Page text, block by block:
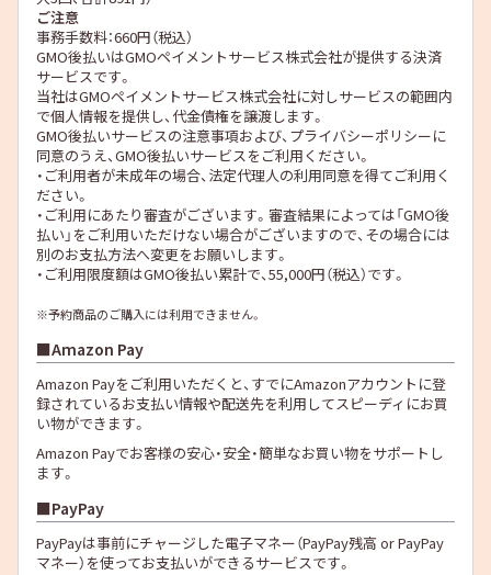
ご注意
事務手数料：660円（税込）
GMO後払いはGMOペイメントサービス株式会社が提供する決済
サービスです。
当社はGMOペイメントサービス株式会社に対しサービスの範囲内
で個人情報を提供し、代金債権を譲渡します。
GMO後払いサービスの注意事項および、プライバシーポリシーに
同意のうえ、GMO後払いサービスをご利用ください。
・ご利用者が未成年の場合、法定代理人の利用同意を得てご利用く
ださい。
・ご利用にあたり審査がございます。審査結果によっては「GMO後
払い」をご利用いただけない場合がございますので、その場合には
別のお支払方法へ変更をお願いします。
・ご利用限度額はGMO後払い累計で、55,000円（税込）です。
※予約商品のご購入には利用できません。
Amazon Pay
Amazon Payをご利用いただくと、すでにAmazonアカウントに登
録されているお支払い情報や配送先を利用してスピーディにお買
い物ができます。
Amazon Payでお客様の安心・安全・簡単なお買い物をサポートし
ます。
PayPay
PayPayは事前にチャージした電子マネー（PayPay残高 or PayPay
マネー）を使ってお支払いができるサービスです。